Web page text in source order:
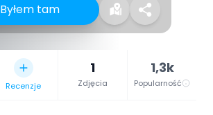
Byłem tam
Recenzje
1
Zdjęcia
1,3k
Popularność